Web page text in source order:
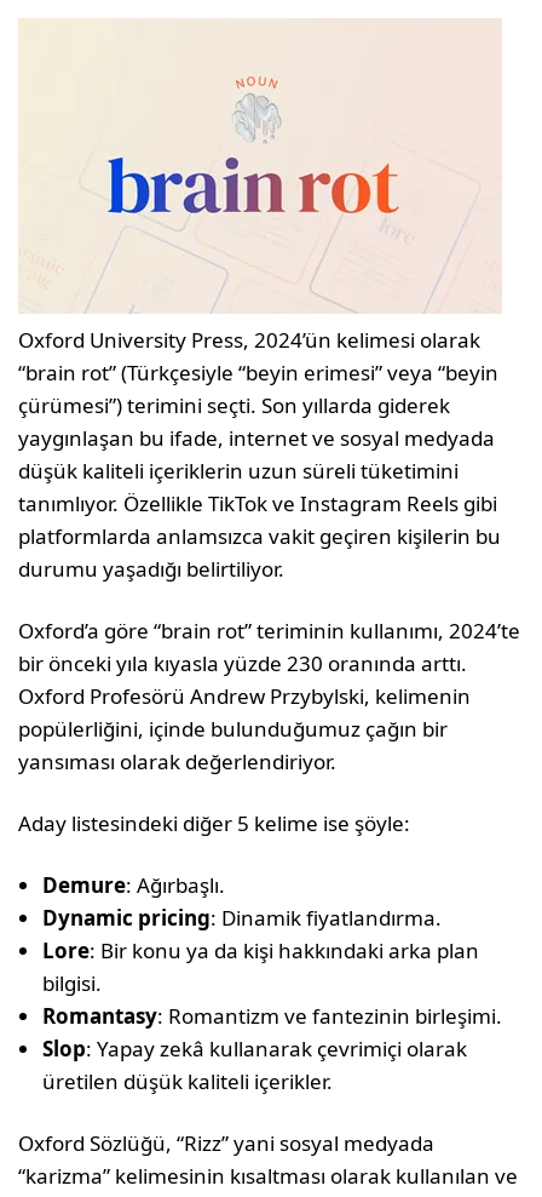
Oxford University Press, 2024’ün kelimesi olarak
“brain rot” (Türkçesiyle “beyin erimesi” veya “beyin
çürümesi”) terimini seçti. Son yıllarda giderek
yaygınlaşan bu ifade, internet ve sosyal medyada
düşük kaliteli içeriklerin uzun süreli tüketimini
tanımlıyor. Özellikle TikTok ve Instagram Reels gibi
platformlarda anlamsızca vakit geçiren kişilerin bu
durumu yaşadığı belirtiliyor.
Oxford’a göre “brain rot” teriminin kullanımı, 2024’te
bir önceki yıla kıyasla yüzde 230 oranında arttı.
Oxford Profesörü Andrew Przybylski, kelimenin
popülerliğini, içinde bulunduğumuz çağın bir
yansıması olarak değerlendiriyor.
Aday listesindeki diğer 5 kelime ise şöyle:
Demure: Ağırbaşlı.
Dynamic pricing: Dinamik fiyatlandırma.
Lore: Bir konu ya da kişi hakkındaki arka plan
bilgisi.
Romantasy: Romantizm ve fantezinin birleşimi.
Slop: Yapay zekâ kullanarak çevrimiçi olarak
üretilen düşük kaliteli içerikler.
Oxford Sözlüğü, “Rizz” yani sosyal medyada
“karizma” kelimesinin kısaltması olarak kullanılan ve